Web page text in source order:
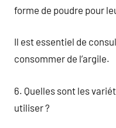
forme de poudre pour
Il est essentiel de
consommer de l’argile.
6. Quelles sont les
utiliser ?